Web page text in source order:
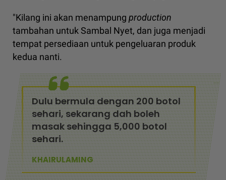
"Kilang ini akan menampung production
tambahan untuk Sambal Nyet, dan juga menjadi
tempat persediaan untuk pengeluaran produk
kedua nanti.
Dulu bermula dengan 200 botol
sehari, sekarang dah boleh
masak sehingga 5,000 botol
sehari.
KHAIRULAMING